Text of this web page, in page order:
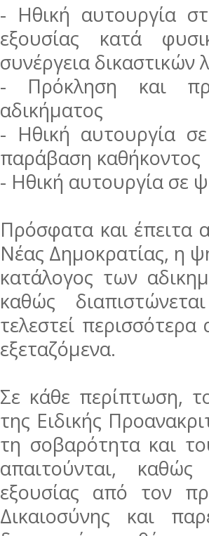
- Ηθική αυτουργία
εξουσίας κατά
συνέργεια δικαστικών
- Πρόκληση και
αδικήματος
- Ηθική αυτουργία
παράβαση καθήκοντος
- Ηθική αυτουργία σε
Πρόσφατα και
Νέας Δημοκρατίας, η
κατάλογος των
καθώς
τελεστεί
εξεταζόμενα.
Σε κάθε περίπτωση,
της Ειδικής
τη σοβαρότητα και
απαιτούνται,
εξουσίας από τον
Δικαιοσύνης και